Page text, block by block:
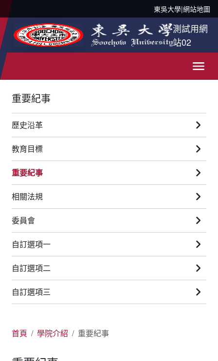
東吳大學|網站地圖
測試用網
站02
重要紀事
歷史沿革
教育目標
重要紀事
相關法規
委員會
自訂選項一
自訂選項二
自訂選項三
首頁 學院介紹 重要紀事